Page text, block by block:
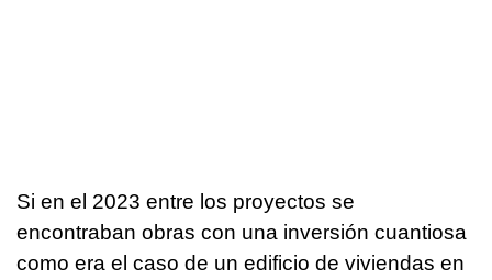
Si en el 2023 entre los proyectos se
encontraban obras con una inversión cuantiosa
como era el caso de un edificio de viviendas en